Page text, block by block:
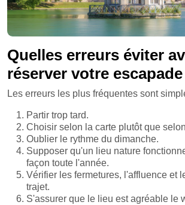
Quelles erreurs éviter
réserver votre
Les erreurs les plus fréquentes sont
Partir trop tard.
Choisir selon la carte plutôt que
Oublier le rythme du dimanche.
Supposer qu'un lieu nature
façon toute l'année.
Vérifier les fermetures, l'affluence et
trajet.
S'assurer que le lieu est agréable le